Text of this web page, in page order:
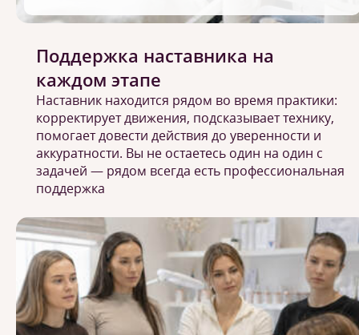
Поддержка наставника на
каждом этапе
Наставник находится рядом во время практики:
корректирует движения, подсказывает технику,
помогает довести действия до уверенности и
аккуратности. Вы не остаетесь один на один с
задачей — рядом всегда есть профессиональная
поддержка